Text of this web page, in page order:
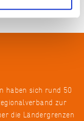
haben sich rund 50
zur
die Ländergrenzen